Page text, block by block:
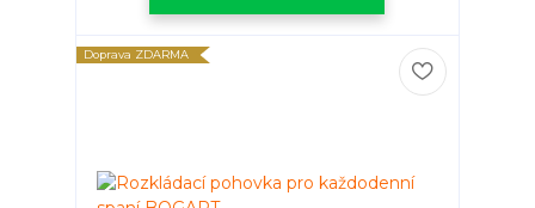
Doprava ZDARMA